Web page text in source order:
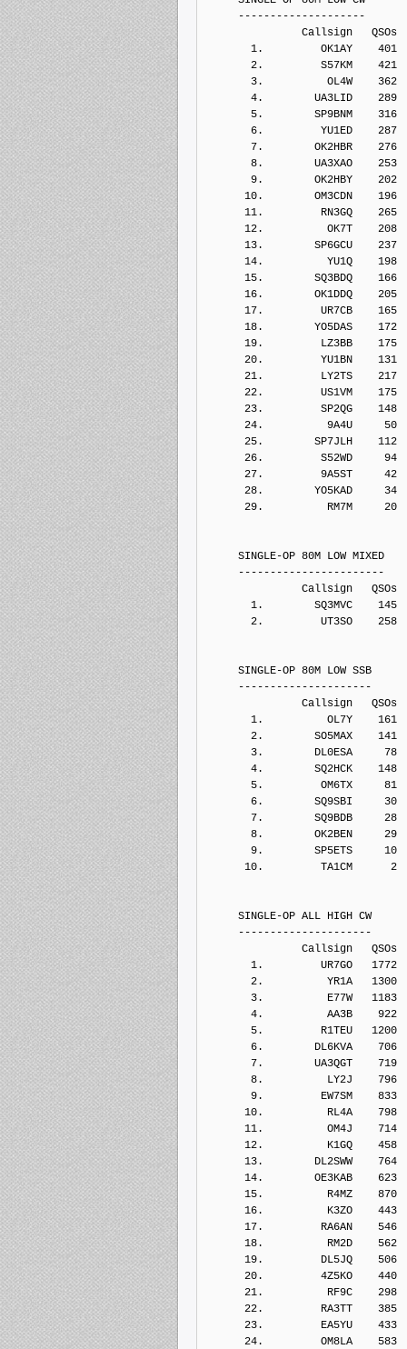
--------------------
Callsign   QSOs  Points
1.         OK1AY    401
2.         S57KM    421
3.          OL4W    362
4.        UA3LID    289
5.        SP9BNM    316
6.         YU1ED    287
7.        OK2HBR    276
8.        UA3XAO    253
9.        OK2HBY    202
10.        OM3CDN    196
11.         RN3GQ    265
12.          OK7T    208
13.        SP6GCU    237
14.          YU1Q    198
15.        SQ3BDQ    166
16.        OK1DDQ    205
17.         UR7CB    165
18.        YO5DAS    172
19.         LZ3BB    175
20.         YU1BN    131
21.         LY2TS    217
22.         US1VM    175
23.         SP2QG    148
24.          9A4U     50
25.        SP7JLH    112
26.         S52WD     94
27.         9A5ST     42
28.        YO5KAD     34
29.          RM7M     20
SINGLE-OP 80M LOW MIXED
-----------------------
Callsign   QSOs  Points
1.        SQ3MVC    145
2.         UT3SO    258
SINGLE-OP 80M LOW SSB
---------------------
Callsign   QSOs  Points
1.          OL7Y    161
2.        SO5MAX    141
3.        DL0ESA     78
4.        SQ2HCK    148
5.         OM6TX     81
6.        SQ9SBI     30
7.        SQ9BDB     28
8.        OK2BEN     29
9.        SP5ETS     10
10.         TA1CM      2
SINGLE-OP ALL HIGH CW
---------------------
Callsign   QSOs  Points
1.         UR7GO   1772
2.          YR1A   1300
3.          E77W   1183
4.          AA3B    922
5.         R1TEU   1200
6.        DL6KVA    706
7.        UA3QGT    719
8.          LY2J    796
9.         EW7SM    833
10.          RL4A    798
11.          OM4J    714
12.          K1GQ    458
13.        DL2SWW    764
14.        OE3KAB    623
15.          R4MZ    870
16.          K3ZO    443
17.         RA6AN    546
18.          RM2D    562
19.         DL5JQ    506
20.         4Z5KO    440
21.          RF9C    298
22.         RA3TT    385
23.         EA5YU    433
24.         OM8LA    583